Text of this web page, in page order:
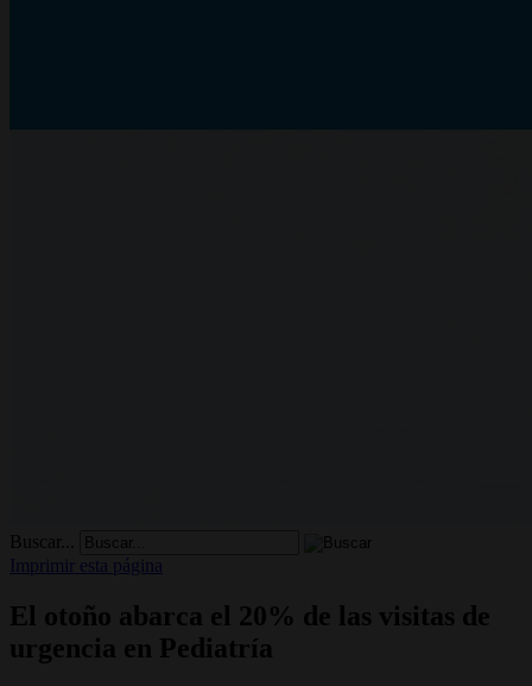
Buscar...
Imprimir esta página
El otoño abarca el 20% de las visitas de
urgencia en Pediatría